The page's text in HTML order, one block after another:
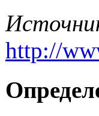
http://